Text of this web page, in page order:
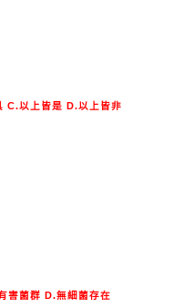
C.以上皆是 D.以上皆非
害菌群 D.無細菌存在